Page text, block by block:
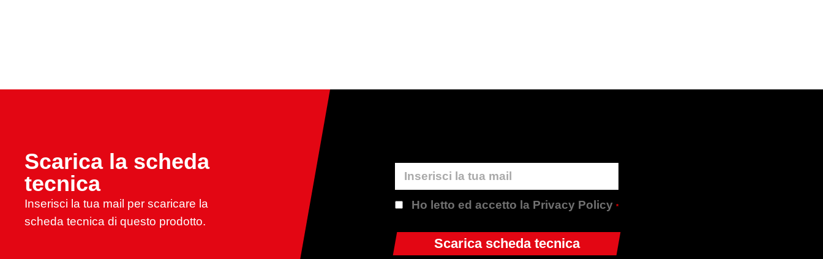
Scarica la scheda
tecnica
Inserisci la tua mail per scaricare la
scheda tecnica di questo prodotto.
Ho letto ed accetto la Privacy Policy*